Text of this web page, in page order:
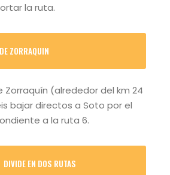
la ruta.
ZORRAQUIN
Zorraquín (alrededor del km 24
bajar directos a Soto por el
a la ruta 6.
DIVIDE EN DOS RUTAS